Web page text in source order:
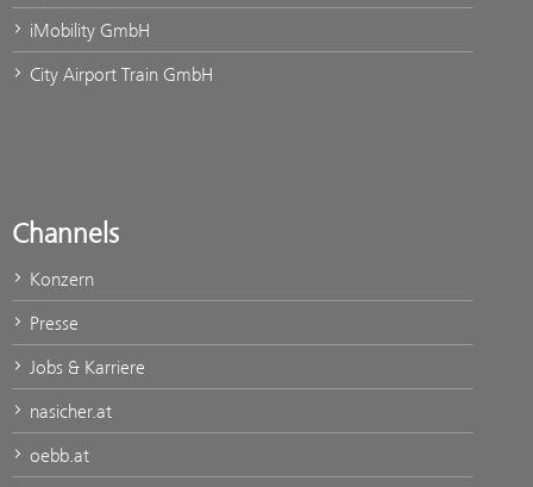
iMobility GmbH
City Airport Train GmbH
Channels
Konzern
Presse
Jobs & Karriere
nasicher.at
oebb.at